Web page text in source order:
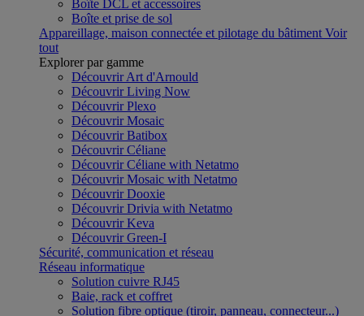
Boîte DCL et accessoires
Boîte et prise de sol
Appareillage, maison connectée et pilotage du bâtiment Voir
tout
Explorer par gamme
Découvrir Art d'Arnould
Découvrir Living Now
Découvrir Plexo
Découvrir Mosaic
Découvrir Batibox
Découvrir Céliane
Découvrir Céliane with Netatmo
Découvrir Mosaic with Netatmo
Découvrir Dooxie
Découvrir Drivia with Netatmo
Découvrir Keva
Découvrir Green-I
Sécurité, communication et réseau
Réseau informatique
Solution cuivre RJ45
Baie, rack et coffret
Solution fibre optique (tiroir, panneau, connecteur...)